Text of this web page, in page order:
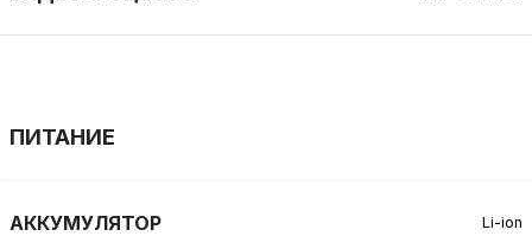
ПИТАНИЕ
АККУМУЛЯТОР Li-ion